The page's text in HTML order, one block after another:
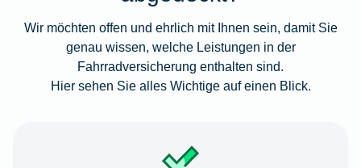
Wir möchten offen und ehrlich mit Ihnen sein, damit Sie
genau wissen, welche Leistungen in der
Fahrradversicherung enthalten sind.
Hier sehen Sie alles Wichtige auf einen Blick.